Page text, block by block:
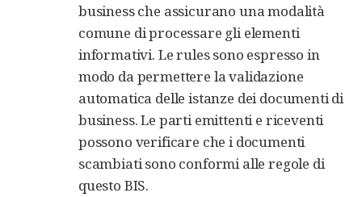
business che assicurano una modalità
comune di processare gli elementi
informativi. Le rules sono espresso in
modo da permettere la validazione
automatica delle istanze dei documenti di
business. Le parti emittenti e riceventi
possono verificare che i documenti
scambiati sono conformi alle regole di
questo BIS.